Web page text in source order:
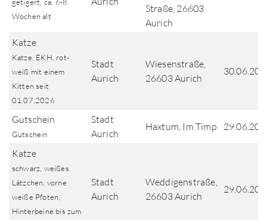
Wochen alt
Straße, 26603
Aurich
Katze
Katze, EKH, rot-
weiß mit einem
Kitten seit
01.07.2026
Stadt
Aurich
Wiesenstraße,
26603 Aurich
Gutschein
Gutschein
Stadt
Aurich
Haxtum, Im Timp
Katze
schwarz, weißes
Lätzchen, vorne
weiße Pfoten,
Hinterbeine bis zum
Stadt
Aurich
Weddigenstraße,
26603 Aurich